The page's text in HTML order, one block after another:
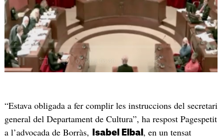
“Estava obligada a fer complir les instruccions del secretari
general del Departament de Cultura”, ha respost Pagespetit
a l’advocada de Borràs,
Isabel Elbal , en un tensat